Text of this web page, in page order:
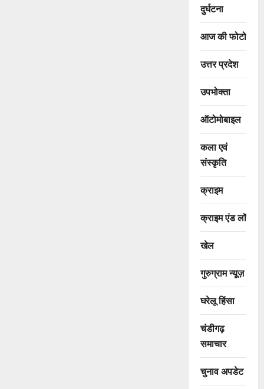
दुर्घटना
आज की फोटो
उत्तर प्रदेश
उपभोक्ता
ऑटोमोबाइल
कला एवं
संस्कृति
क्राइम
क्राइम एंड लॉ
खेल
गुरुग्राम न्यूज़
घरेलू हिंसा
चंडीगढ़
समाचार
चुनाव अपडेट